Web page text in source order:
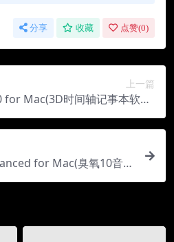
分享 收藏 点赞(0)
上一篇
Mac(3D时间轴记事本软件)
激活版
for Mac(臭氧10音频